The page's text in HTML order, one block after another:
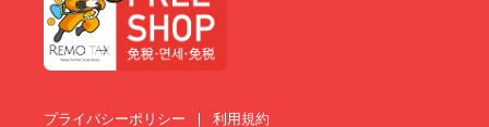
プライバシーポリシー 利用規約